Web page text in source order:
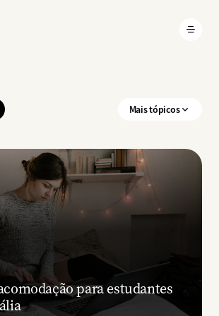
Mais tópicos
para estudantes